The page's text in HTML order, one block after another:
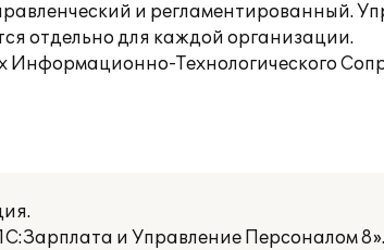
и регламентированный.
отдельно для каждой организации.
Информационно-Технологического
и Управление Персоналом 8».